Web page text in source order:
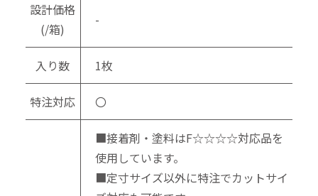
設計価格
(/箱)
-
入り数 1枚
特注対応 〇
■接着剤・塗料はF☆☆☆☆対応品を
使用しています。
■定寸サイズ以外に特注でカットサイ